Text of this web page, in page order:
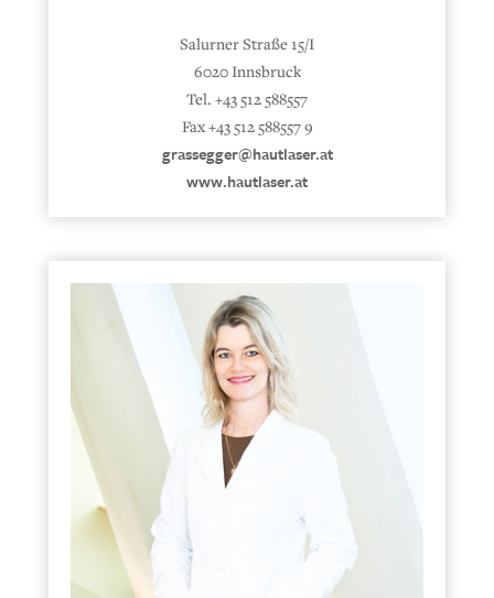
Salurner Straße 15/I
6020 Innsbruck
Tel. +43 512 588557
Fax +43 512 588557 9
grassegger@hautlaser.at
www.hautlaser.at